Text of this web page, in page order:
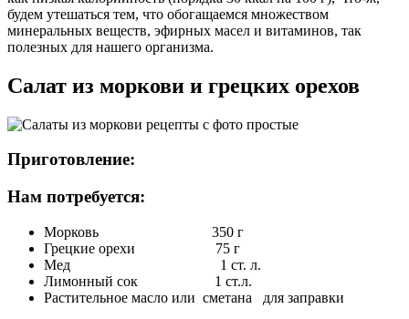
будем утешаться тем, что обогащаемся множеством
минеральных веществ, эфирных масел и витаминов, так
полезных для нашего организма.
Салат из моркови и грецких орехов
Приготовление:
Нам потребуется:
Морковь 350 г
Грецкие орехи 75 г
Мед 1 ст. л.
Лимонный сок 1 ст.л.
Растительное масло или сметана для заправки